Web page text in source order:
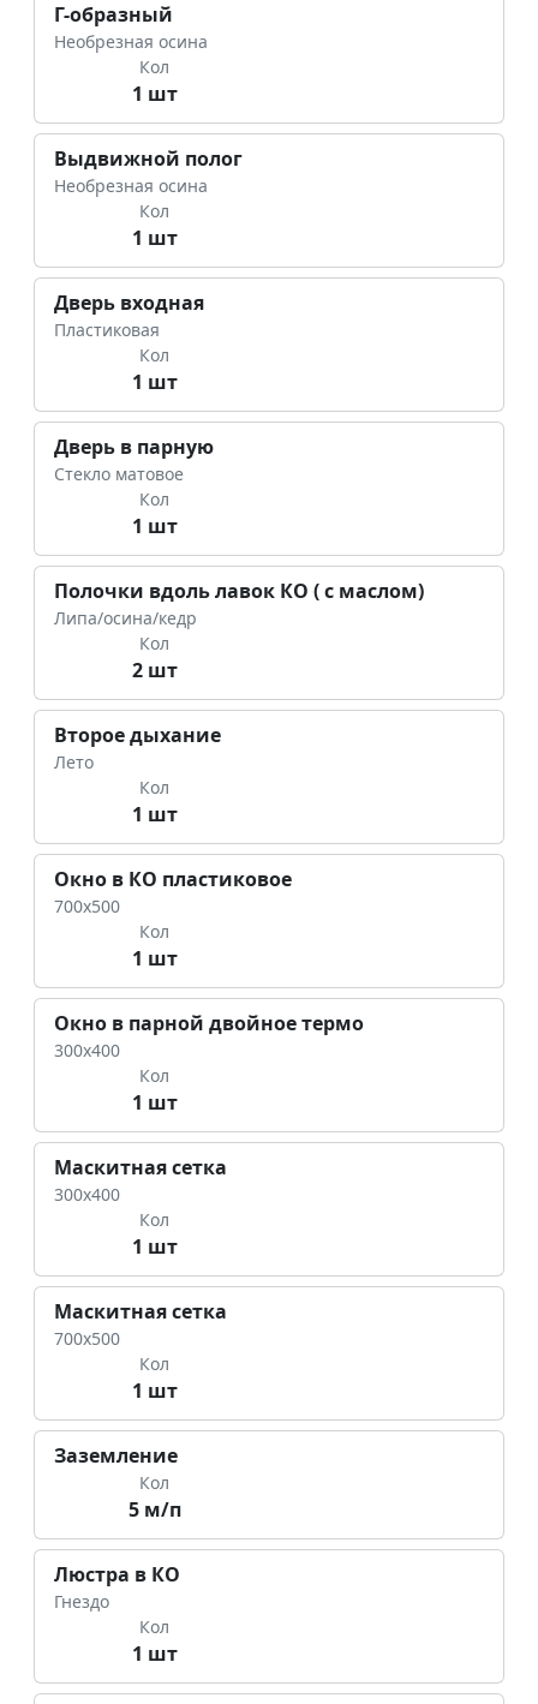
Г-образный
Необрезная осина
Кол
1 шт
Выдвижной полог
Необрезная осина
Кол
1 шт
Дверь входная
Пластиковая
Кол
1 шт
Дверь в парную
Стекло матовое
Кол
1 шт
Полочки вдоль лавок КО ( с маслом)
Липа/осина/кедр
Кол
2 шт
Второе дыхание
Лето
Кол
1 шт
Окно в КО пластиковое
700х500
Кол
1 шт
Окно в парной двойное термо
300х400
Кол
1 шт
Маскитная сетка
300х400
Кол
1 шт
Маскитная сетка
700х500
Кол
1 шт
Заземление
Кол
5 м/п
Люстра в КО
Гнездо
Кол
1 шт